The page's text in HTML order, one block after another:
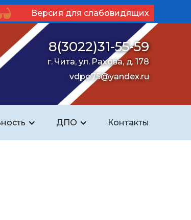
Версия для слабовидящих
8(3022)31-55-59
г. Чита, ул. Рахова, д. 178
vdpo75@yandex.ru
ДПО Контакты